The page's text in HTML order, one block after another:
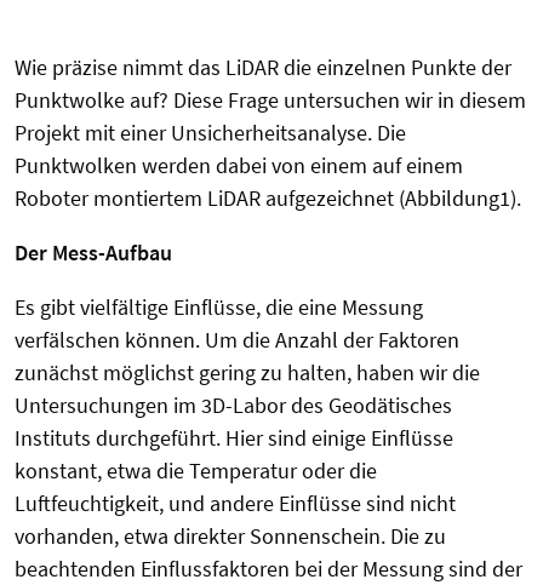
Wie präzise nimmt das LiDAR die einzelnen Punkte der
Punktwolke auf? Diese Frage untersuchen wir in diesem
Projekt mit einer Unsicherheitsanalyse. Die
Punktwolken werden dabei von einem auf einem
Roboter montiertem LiDAR aufgezeichnet (Abbildung1).
Der Mess-Aufbau
Es gibt vielfältige Einflüsse, die eine Messung
verfälschen können. Um die Anzahl der Faktoren
zunächst möglichst gering zu halten, haben wir die
Untersuchungen im 3D-Labor des Geodätisches
Instituts durchgeführt. Hier sind einige Einflüsse
konstant, etwa die Temperatur oder die
Luftfeuchtigkeit, und andere Einflüsse sind nicht
vorhanden, etwa direkter Sonnenschein. Die zu
beachtenden Einflussfaktoren bei der Messung sind der